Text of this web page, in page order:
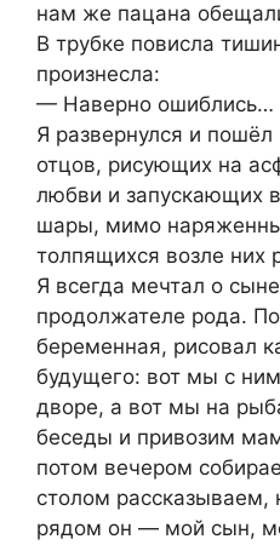
нам же пацана
В трубке повисла
произнесла:
— Наверно ошиблись…
Я развернулся и
отцов, рисующих на
любви и запускающих
шары, мимо
толпящихся возле них
Я всегда мечтал о
продолжателе рода.
беременная, рисовал
будущего: вот мы с
дворе, а вот мы на
беседы и привозим
потом вечером
столом рассказываем,
рядом он — мой сын,